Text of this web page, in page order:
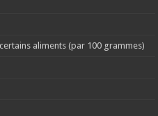
aliments (par 100 grammes)